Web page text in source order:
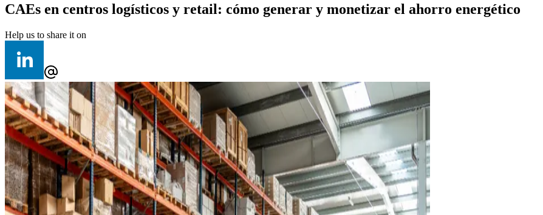
CAEs en centros logísticos y retail: cómo generar y monetizar el ahorro energético
Help us to share it on